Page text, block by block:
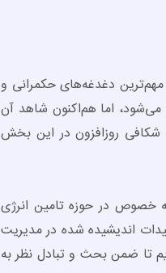
دغدغه‌های حکمرانی و
اما هم‌اکنون شاهد آن
روزافزون در این بخش
خصوص در حوزه تامین انرژی
اندیشیده شده در مدیریت
تا ضمن بحث و تبادل نظر به